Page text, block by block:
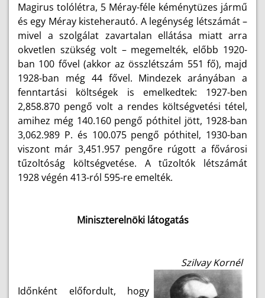
Magirus tolólétra, 5 Méray-féle kéménytüzes jármű
és egy Méray kisteherautó. A legénység létszámát –
mivel a szolgálat zavartalan ellátása miatt arra
okvetlen szükség volt – megemelték, előbb 1920-
ban 100 fővel (akkor az összlétszám 551 fő), majd
1928-ban még 44 fővel. Mindezek arányában a
fenntartási költségek is emelkedtek: 1927-ben
2,858.870 pengő volt a rendes költségvetési tétel,
amihez még 140.160 pengő póthitel jött, 1928-ban
3,062.989 P. és 100.075 pengő póthitel, 1930-ban
viszont már 3,451.957 pengőre rúgott a fővárosi
tűzoltóság költségvetése. A tűzoltók létszámát
1928 végén 413-ról 595-re emelték.
Miniszterelnöki látogatás
Szilvay Kornél
Időnként előfordult, hogy